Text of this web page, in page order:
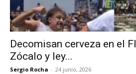
Decomisan cerveza en el
Zócalo y ley...
Sergio Rocha - 24 junio, 2026